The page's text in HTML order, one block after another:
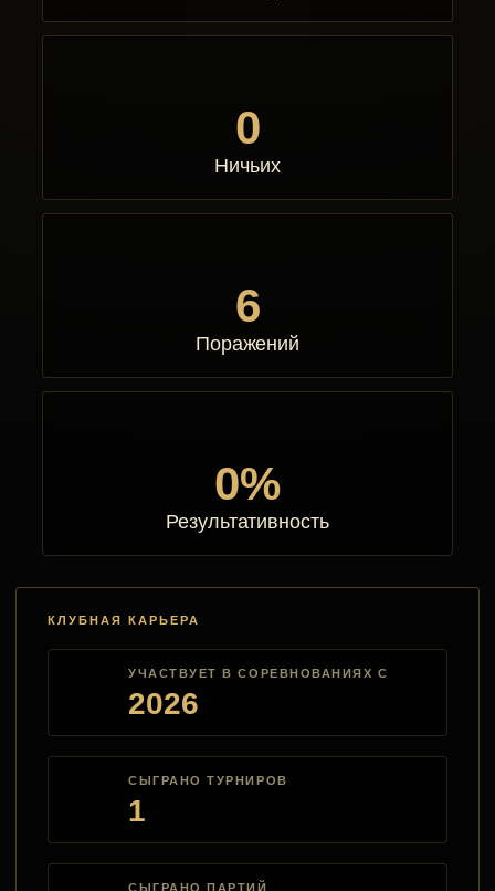
0
Ничьих
6
Поражений
0%
Результативность
КЛУБНАЯ КАРЬЕРА
УЧАСТВУЕТ В СОРЕВНОВАНИЯХ С
2026
СЫГРАНО ТУРНИРОВ
1
СЫГРАНО ПАРТИЙ